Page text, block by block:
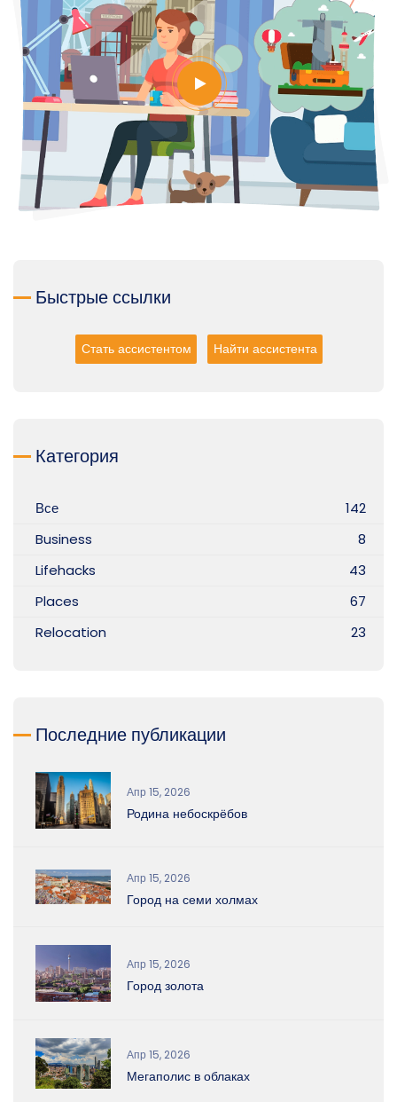
Быстрые ссылки
Стать ассистентом Найти ассистента
Категория
Все
142
Business
8
Lifehacks
43
Places
67
Relocation
23
Последние публикации
Апр 15, 2026
Родина небоскрёбов
Апр 15, 2026
Город на семи холмах
Апр 15, 2026
Город золота
Апр 15, 2026
Мегаполис в облаках